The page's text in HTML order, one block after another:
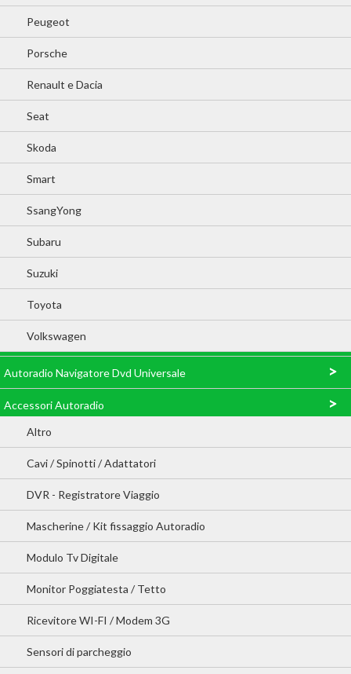
Peugeot
Porsche
Renault e Dacia
Seat
Skoda
Smart
SsangYong
Subaru
Suzuki
Toyota
Volkswagen
Autoradio Navigatore Dvd Universale >
Accessori Autoradio >
Altro
Cavi / Spinotti / Adattatori
DVR - Registratore Viaggio
Mascherine / Kit fissaggio Autoradio
Modulo Tv Digitale
Monitor Poggiatesta / Tetto
Ricevitore WI-FI / Modem 3G
Sensori di parcheggio